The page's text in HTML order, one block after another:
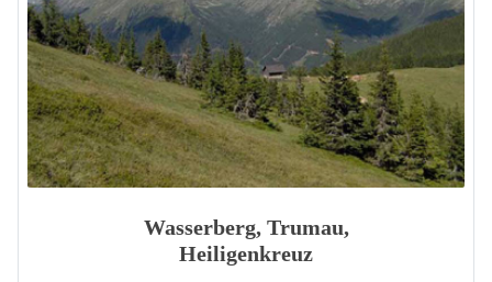
Wasserberg, Trumau,
Heiligenkreuz